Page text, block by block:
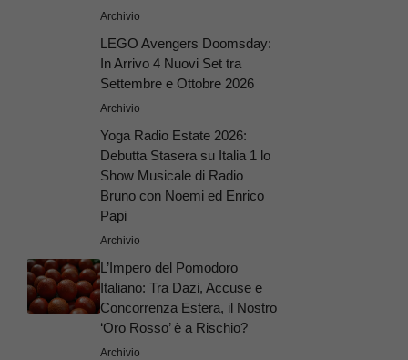
Archivio
LEGO Avengers Doomsday:
In Arrivo 4 Nuovi Set tra
Settembre e Ottobre 2026
Archivio
Yoga Radio Estate 2026:
Debutta Stasera su Italia 1 lo
Show Musicale di Radio
Bruno con Noemi ed Enrico
Papi
Archivio
L’Impero del Pomodoro
Italiano: Tra Dazi, Accuse e
Concorrenza Estera, il Nostro
‘Oro Rosso’ è a Rischio?
Archivio